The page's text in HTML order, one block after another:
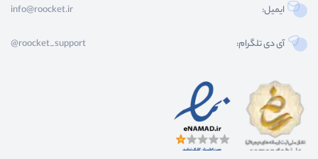
ایمیل: info@roocket.ir
آی دی تلگرام: @roocket_support